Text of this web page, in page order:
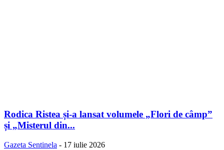
Rodica Ristea și-a lansat volumele „Flori de câmp”
și „Misterul din...
Gazeta Sentinela - 17 iulie 2026